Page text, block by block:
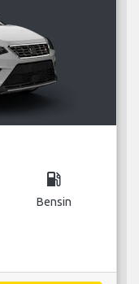
local_gas_station
Bensin